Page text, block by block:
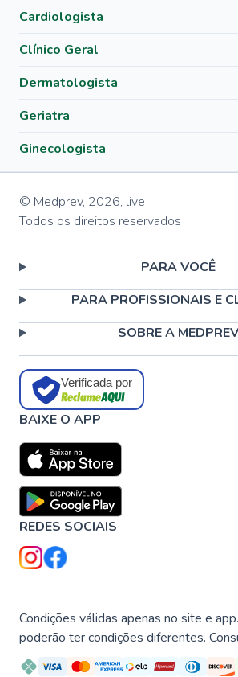
Cardiologista
Clínico Geral
Dermatologista
Geriatra
Ginecologista
© Medprev, 2026, live
Todos os direitos reservados
PARA VOCÊ
PARA PROFISSIONAIS E
SOBRE A MEDPREV
Verificada por
BAIXE O APP
REDES SOCIAIS
Condições válidas apenas no site e
poderão ter condições diferentes.